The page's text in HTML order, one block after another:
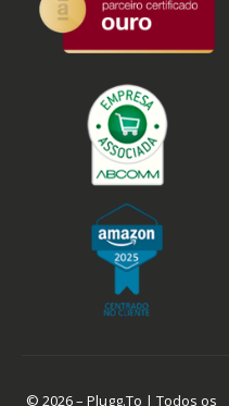
© 2026 – Plugg.To | Todos os